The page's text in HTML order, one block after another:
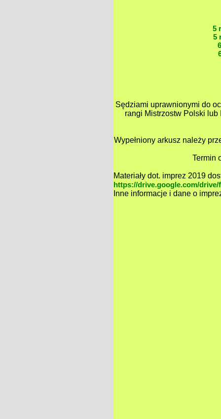
5
5
Sędziami uprawnionymi do
rangi Mistrzostw Polski
Wypełniony arkusz należy
Termin
Materiały dot. imprez 2019
https://drive.google.com/drive/
Inne informacje i dane o